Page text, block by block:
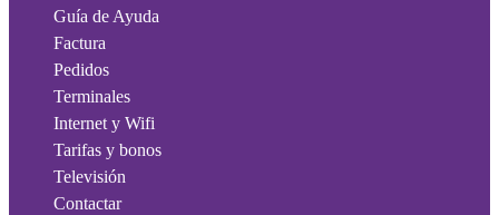
Guía de Ayuda
Factura
Pedidos
Terminales
Internet y Wifi
Tarifas y bonos
Televisión
Contactar